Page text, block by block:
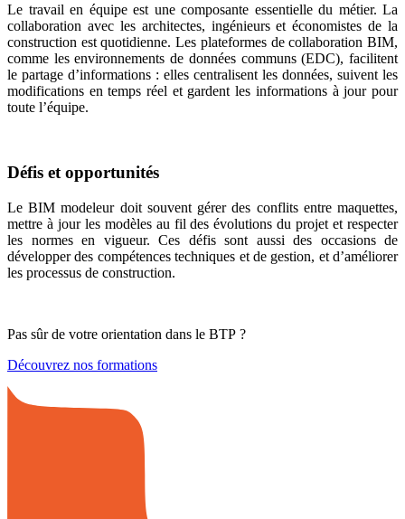
Le travail en équipe est une composante essentielle du métier. La
collaboration avec les architectes, ingénieurs et économistes de la
construction est quotidienne. Les plateformes de collaboration BIM,
comme les environnements de données communs (EDC), facilitent
le partage d’informations : elles centralisent les données, suivent les
modifications en temps réel et gardent les informations à jour pour
toute l’équipe.
Défis et opportunités
Le BIM modeleur doit souvent gérer des conflits entre maquettes,
mettre à jour les modèles au fil des évolutions du projet et respecter
les normes en vigueur. Ces défis sont aussi des occasions de
développer des compétences techniques et de gestion, et d’améliorer
les processus de construction.
Pas sûr de votre orientation dans le BTP ?
Découvrez nos formations